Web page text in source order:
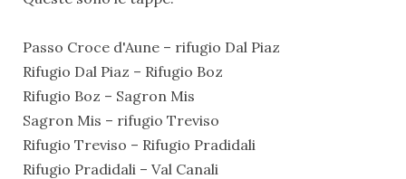
Passo Croce d'Aune – rifugio Dal Piaz
Rifugio Dal Piaz – Rifugio Boz
Rifugio Boz – Sagron Mis
Sagron Mis – rifugio Treviso
Rifugio Treviso – Rifugio Pradidali
Rifugio Pradidali – Val Canali